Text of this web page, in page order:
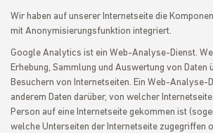
Wir haben auf unserer Internetseite die
mit Anonymisierungsfunktion integriert.
Google Analytics ist ein Web-Analyse-Dienst.
Erhebung, Sammlung und Auswertung von Daten
Besuchern von Internetseiten. Ein Web-Analyse-
anderem Daten darüber, von welcher
Person auf eine Internetseite gekommen ist
welche Unterseiten der Internetseite zugegriffen